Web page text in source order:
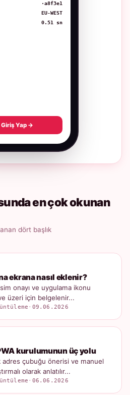
·a8f3e1
EU-WEST
0.51 sn
Giriş Yap →
en çok okunan
dört başlık
ekrana nasıl eklenir?
onayı ve uygulama ikonu
üzeri için belgelenir...
· 09.06.2026
kurulumunun üç yolu
adres çubuğu önerisi ve manuel
olarak anlatılır...
· 06.06.2026